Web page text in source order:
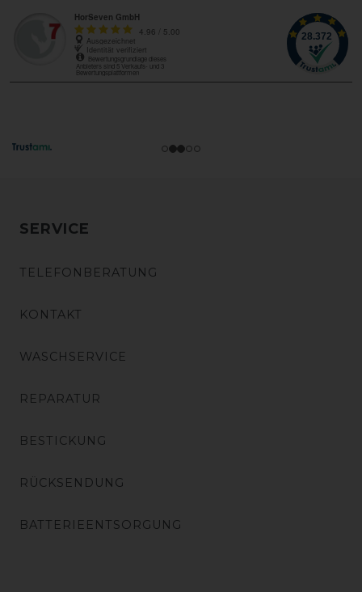
SERVICE
TELEFONBERATUNG
KONTAKT
WASCHSERVICE
REPARATUR
BESTICKUNG
RÜCKSENDUNG
BATTERIEENTSORGUNG